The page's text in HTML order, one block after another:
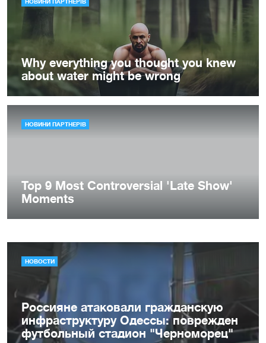
НОВОСТИ
Россияне атаковали гражданскую
инфраструктуру Одессы: поврежден
футбольный стадион "Черноморец"